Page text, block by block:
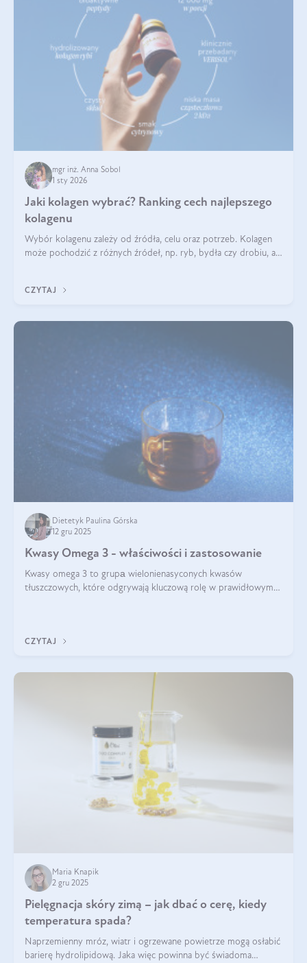
mgr inż. Anna Sobol
1 sty 2026
Jaki kolagen wybrać? Ranking cech najlepszego
kolagenu
Wybór kolagenu zależy od źródła, celu oraz potrzeb. Kolagen
może pochodzić z różnych źródeł, np. ryb, bydła czy drobiu, a
bydlęcy.
CZYTAJ
Dietetyk Paulina Górska
12 gru 2025
Kwasy Omega 3 - właściwości i zastosowanie
Kwasy omega 3 to grupа wielonienasyconych kwasów
tłuszczowych, które odgrywają kluczową rolę w prawidłowym
CZYTAJ
Maria Knapik
2 gru 2025
Pielęgnacja skóry zimą – jak dbać o cerę, kiedy
temperatura spada?
Naprzemienny mróz, wiatr i ogrzewane powietrze mogą osłabić
barierę hydrolipidową. Jaka więc powinna być świadoma